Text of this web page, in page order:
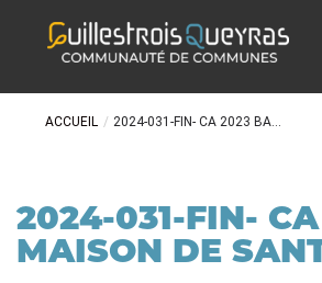
ACCUEIL / 2024-031-FIN- CA 2023 BA...
2024-031-FIN-
MAISON DE